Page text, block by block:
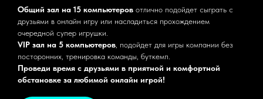
Общий зал на 15 компьютеров отлично подойдет сыграть с
друзьями в онлайн игру или насладиться прохождением
очередной супер игрушки.
VIP зал на 5 компьютеров, подойдет для игры компании без
посторонних, тренировка команды, буткемп.
Проведи время с друзьями в приятной и комфортной
обстановке за любимой онлайн игрой!